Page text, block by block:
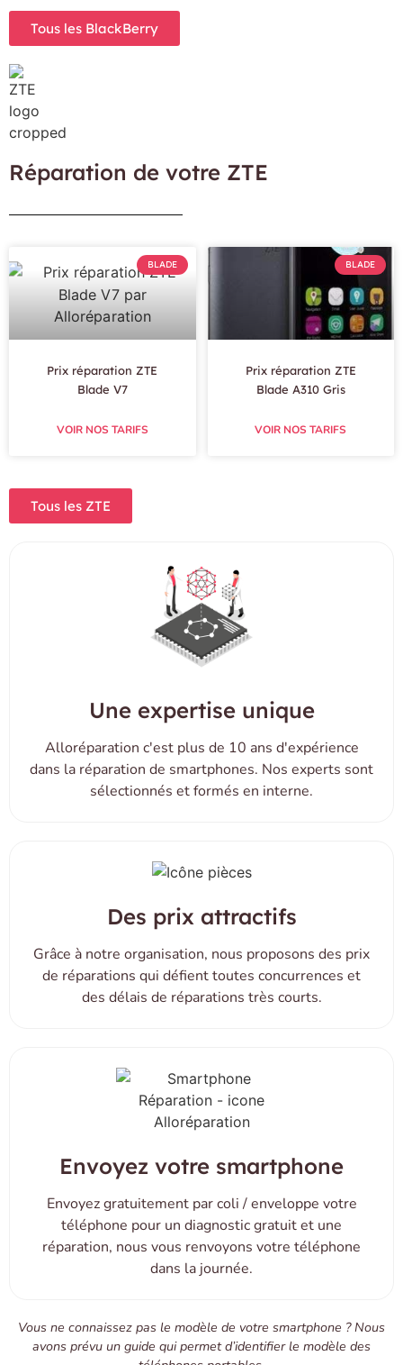
Tous les BlackBerry
Réparation de votre ZTE
BLADE
Prix réparation ZTE
Blade V7
VOIR NOS TARIFS
BLADE
Prix réparation ZTE
Blade A310 Gris
VOIR NOS TARIFS
Tous les ZTE
Une expertise unique
Alloréparation c'est plus de 10 ans d'expérience
dans la réparation de smartphones. Nos experts sont
sélectionnés et formés en interne.
Des prix attractifs
Grâce à notre organisation, nous proposons des prix
de réparations qui défient toutes concurrences et
des délais de réparations très courts.
Envoyez votre smartphone
Envoyez gratuitement par coli / enveloppe votre
téléphone pour un diagnostic gratuit et une
réparation, nous vous renvoyons votre téléphone
dans la journée.
Vous ne connaissez pas le modèle de votre smartphone ? Nous
avons prévu un guide qui permet d’identifier le modèle des